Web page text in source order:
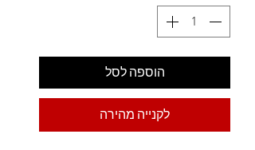
הוספה לסל
לקנייה מהירה